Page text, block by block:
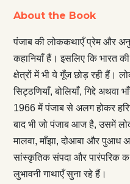
About the Book
पंजाब की लोककथाएँ प्रेम और
कहानियाँ हैं। इसलिए कि भारत
क्षेत्रों में भी ये गूँज छोड़ रही हैं।
सिट्ठणियाँ, बोलियाँ, गिद्दे
1966 में पंजाब से अलग होकर
बाद भी जो पंजाब आज है, उसमें
मालवा, माँझा, दोआबा और पुआध
सांस्कृतिक संपदा और पारंपरिक
लुभावनी गाथाएँ सुना रहे हैं।